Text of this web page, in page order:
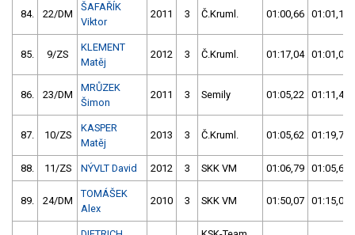
84. 22/DM
ŠAFAŘÍK
Viktor
2011 3 Č.Kruml. 01:00,66 01:01,10
85. 9/ZS
KLEMENT
Matěj
2012 3 Č.Kruml. 01:17,04 01:01,07
86. 23/DM
MRŮZEK
Šimon
2011 3 Semily 01:05,22 01:11,47
87. 10/ZS
KASPER
Matěj
2013 3 Č.Kruml. 01:05,62 01:19,75
88. 11/ZS NÝVLT David 2012 3 SKK VM 01:06,79 01:05,64
89. 24/DM
TOMÁŠEK
Alex
2010 3 SKK VM 01:50,07 01:15,00